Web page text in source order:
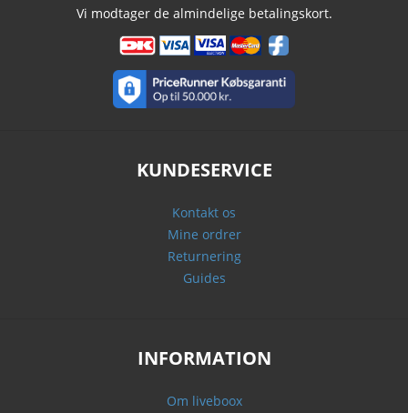
Vi modtager de almindelige betalingskort.
KUNDESERVICE
Kontakt os
Mine ordrer
Returnering
Guides
INFORMATION
Om liveboox